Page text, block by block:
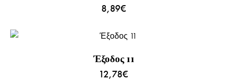
8,89€
Έξοδος 11
12,78€